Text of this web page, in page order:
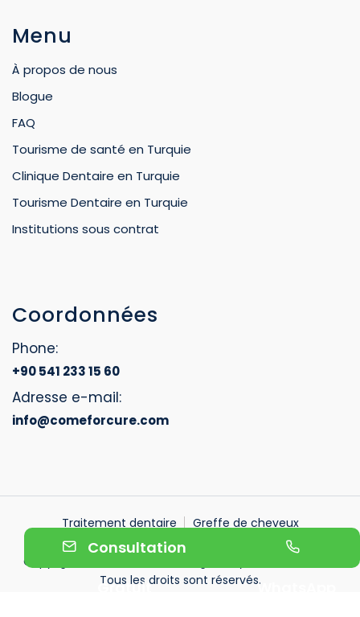
Menu
À propos de nous
Blogue
FAQ
Tourisme de santé en Turquie
Clinique Dentaire en Turquie
Tourisme Dentaire en Turquie
Institutions sous contrat
Coordonnées
Phone:
+90 541 233 15 60
Adresse e-mail:
info@comeforcure.com
Traitement dentaire
Greffe de cheveux
Contactez nous
Copyright © 2026. Website designed by Come For Cure.
Tous les droits sont réservés.
Consultation
Gratuit
WhatsApp